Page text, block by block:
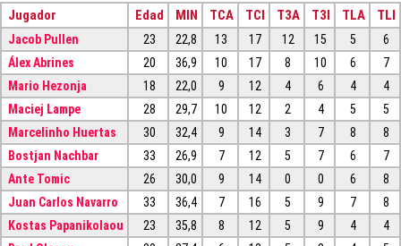
Jugador Edad MIN TCA TCI T3A T3I TLA TLI
Jacob Pullen 23 22,8 13 17 12 15 5
6
Álex Abrines
20 36,9 10 17 8 10 6
7
Mario Hezonja
18 22,0 9 12 4 6 4
4
Maciej Lampe
28 29,7 10 12 2 4 5
5
Marcelinho Huertas
30 32,4 9 14 3 7 8
8
Bostjan Nachbar
33 26,9 7 12 5 7 6
7
Ante Tomic
26 30,0 9 14 0 0 6
8
Juan Carlos Navarro
33 36,4 7 16 5 9 7
8
Kostas Papanikolaou
23 35,8 8 12 5 9 4
4